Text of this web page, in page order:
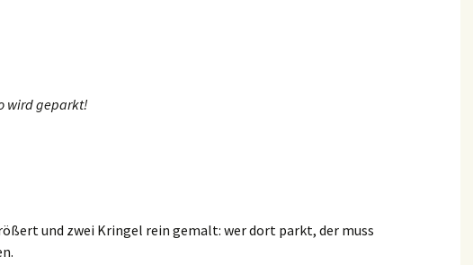
wird geparkt!
und zwei Kringel rein gemalt: wer dort parkt, der muss